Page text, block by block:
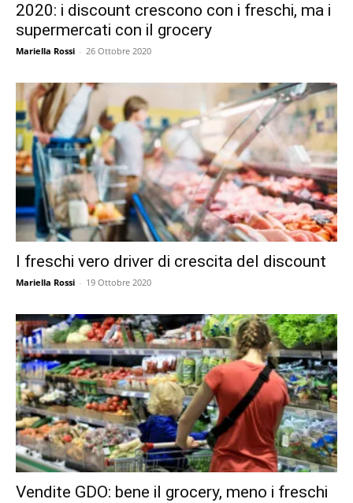
2020: i discount crescono con i freschi, ma i
supermercati con il grocery
Mariella Rossi - 26 Ottobre 2020
I freschi vero driver di crescita del discount
Mariella Rossi - 19 Ottobre 2020
Vendite GDO: bene il grocery, meno i freschi